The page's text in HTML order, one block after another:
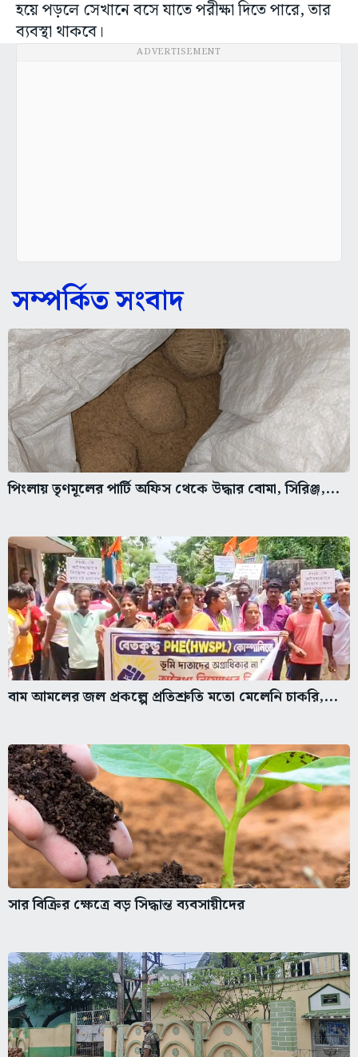
হয়ে পড়লে সেখানে বসে যাতে পরীক্ষা দিতে পারে, তার
ব্যবস্থা থাকবে।
ADVERTISEMENT
সম্পর্কিত সংবাদ
পিংলায় তৃণমূলের পার্টি অফিস থেকে উদ্ধার বোমা, সিরিঞ্জ,...
বাম আমলের জল প্রকল্পে প্রতিশ্রুতি মতো মেলেনি চাকরি,...
সার বিক্রির ক্ষেত্রে বড় সিদ্ধান্ত ব্যবসায়ীদের